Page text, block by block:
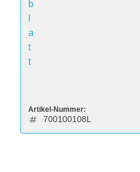
b
a
t
t
Artikel-Nummer:
700100108L